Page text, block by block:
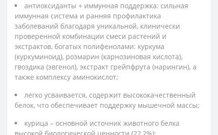
антиоксиданты + иммунная поддержка: сильная
иммунная система и ранняя профилактика
заболеваний благодаря уникальной, клинически
проверенной комбинации смеси растений и
экстрактов, богатых полифенолами: куркума
(куркуминоид), розмарин (карнозиновая кислота),
гвоздика (эвгенол), экстракт грейпфрута (нарингин), а
также комплексу аминокислот;
легко усваивается, содержит высококачественный
белок, что обеспечивает поддержку мышечной массы;
курица – основной источник животного белка
высокой биологической ценности (22,2%);